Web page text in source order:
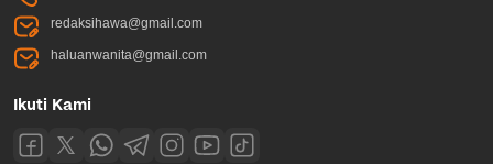
redaksihawa@gmail.com
haluanwanita@gmail.com
Ikuti Kami